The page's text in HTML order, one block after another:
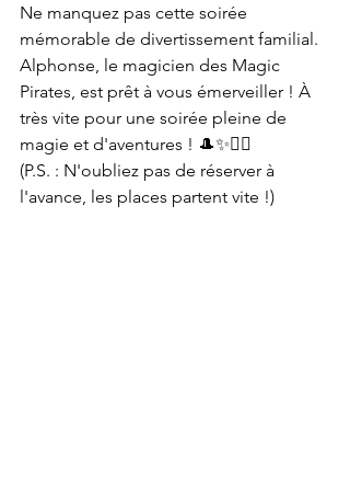
Ne manquez pas cette soirée
mémorable de divertissement familial.
Alphonse, le magicien des Magic
Pirates, est prêt à vous émerveiller ! À
très vite pour une soirée pleine de
magie et d'aventures ! 🎩✨🏴‍☠️
(P.S. : N'oubliez pas de réserver à
l'avance, les places partent vite !)